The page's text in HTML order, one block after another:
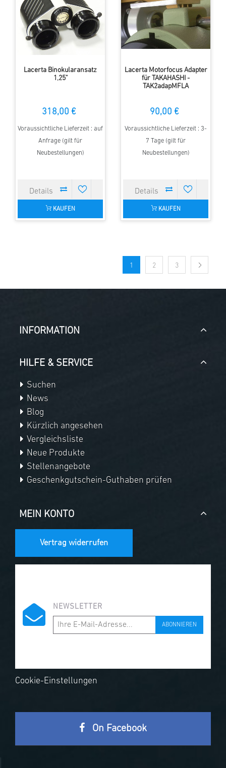
Lacerta Binokularansatz
1,25"
318,00 €
Voraussichtliche Lieferzeit : auf
Anfrage (gilt für
Neubestellungen)
KAUFEN
Lacerta Motorfocus Adapter
für TAKAHASHI -
TAK2adapMFLA
90,00 €
Voraussichtliche Lieferzeit : 3-
7 Tage (gilt für
Neubestellungen)
KAUFEN
1 2 3
INFORMATION
HILFE & SERVICE
Suchen
News
Blog
Kürzlich angesehen
Vergleichsliste
Neue Produkte
Stellenangebote
Geschenkgutschein-Guthaben prüfen
MEIN KONTO
Vertrag widerrufen
NEWSLETTER
ABONNIEREN
Cookie-Einstellungen
On Facebook